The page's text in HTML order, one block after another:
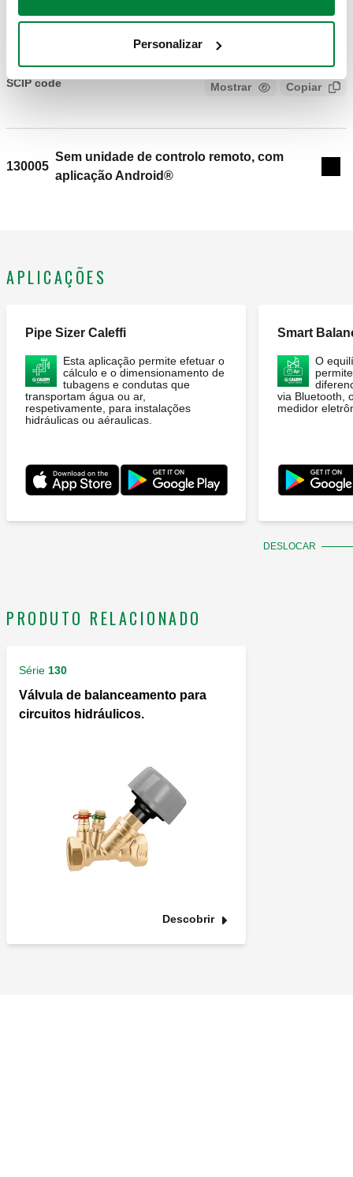
Personalizar
Texto de proposta Mostrar Copiar
CALEFFI, 130006. Medidor eletrónico de caudal e de
pressão diferencial. Fornecido com válvulas de interceção e
130, 142 e do grupo 149. Para medições de △p para
estabilizadores automáticos de caudal. Versões com
SCIP code Mostrar Copiar
130005
Sem unidade de controlo remoto, com
aplicação Android®
APLICAÇÕES
Pipe Sizer Caleffi
Esta aplicação permite efetuar o
cálculo e o dimensionamento de
tubagens e condutas que
transportam água ou ar,
respetivamente, para instalações
hidráulicas ou aéraulicas.
Smart
O
via Bluetooth,
medidor
DESLOCAR
PRODUTO RELACIONADO
Série 130
Válvula de balanceamento para
circuitos hidráulicos.
Descobrir